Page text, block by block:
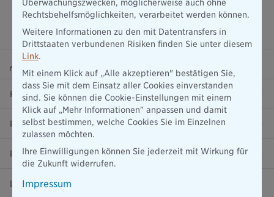
Karriere
Presse
Ratgeber
Lob & Kritik
Überwachungszwecken, möglicherweise auch ohne
Rechtsbehelfsmöglichkeiten, verarbeitet werden können.
Weitere Informationen zu den mit Datentransfers in
Drittstaaten verbundenen Risiken finden Sie unter diesem
Link.
Mit einem Klick auf „Alle akzeptieren" bestätigen Sie,
dass Sie mit dem Einsatz aller Cookies einverstanden
sind. Sie können die Cookie-Einstellungen mit einem
Klick auf „Mehr Informationen" anpassen und damit
selbst bestimmen, welche Cookies Sie im Einzelnen
zulassen möchten.
Ihre Einwilligungen können Sie jederzeit mit Wirkung für
die Zukunft widerrufen.
Impressum